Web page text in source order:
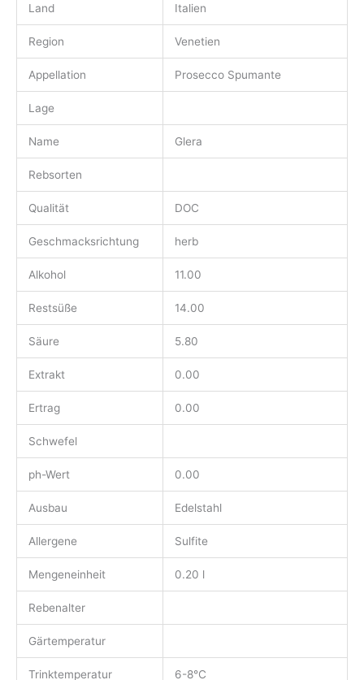
Land Italien
Region Venetien
Appellation Prosecco Spumante
Lage
Name Glera
Rebsorten
Qualität DOC
Geschmacksrichtung herb
Alkohol 11.00
Restsüße 14.00
Säure 5.80
Extrakt 0.00
Ertrag 0.00
Schwefel
ph-Wert 0.00
Ausbau Edelstahl
Allergene Sulfite
Mengeneinheit 0.20 l
Rebenalter
Gärtemperatur
Trinktemperatur 6-8°C